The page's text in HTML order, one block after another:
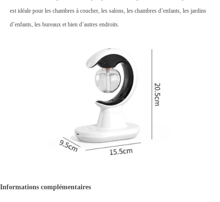
est idéale pour les chambres à coucher, les salons, les chambres d’enfants, les jardins
d’enfants, les bureaux et bien d’autres endroits.
Informations complémentaires